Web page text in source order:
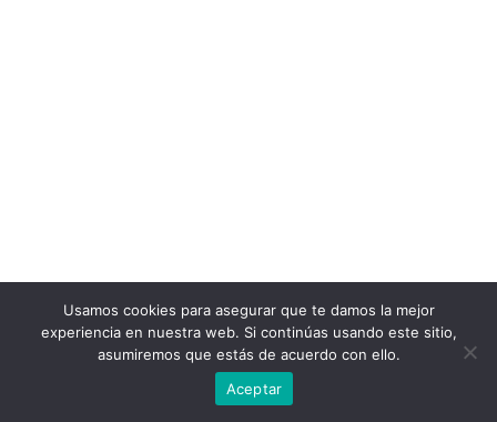
Usamos cookies para asegurar que te damos la mejor
experiencia en nuestra web. Si continúas usando este sitio,
asumiremos que estás de acuerdo con ello.
Aceptar